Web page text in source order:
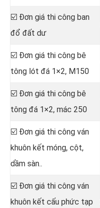
☑️ Đơn giá thi công ban
đổ đất dư
☑️ Đơn giá thi công bê
tông lót đá 1×2, M150
☑️ Đơn giá thi công bê
tông đá 1×2, mác 250
☑️ Đơn giá thi công ván
khuôn kết móng, cột,
dầm sàn..
☑️ Đơn giá thi công ván
khuôn kết cấu phức tạp